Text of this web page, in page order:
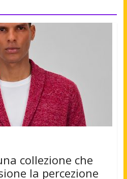
collezione che
la percezione